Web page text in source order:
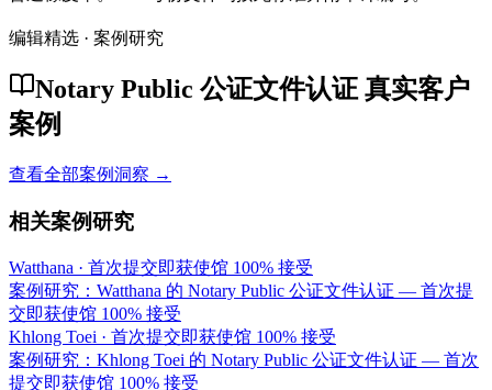
编辑精选 · 案例研究
Notary Public 公证文件认证 真实客户
案例
查看全部案例洞察 →
相关案例研究
Watthana · 首次提交即获使馆 100% 接受
案例研究：Watthana 的 Notary Public 公证文件认证 — 首次提
交即获使馆 100% 接受
Khlong Toei · 首次提交即获使馆 100% 接受
案例研究：Khlong Toei 的 Notary Public 公证文件认证 — 首次
提交即获使馆 100% 接受